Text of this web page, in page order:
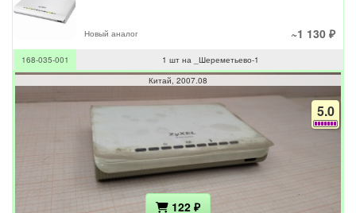
Новый аналог ~1 130 ₽
168-035-001
1 шт на _Шереметьево-1
Китай 2007.08
5.0
122 ₽